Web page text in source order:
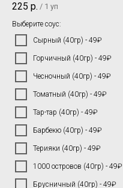
225 р. / 1 уп
Выберите соус:
Сырный (40гр) - 49₽
Горчичный (40гр) - 49₽
Чесночный (40гр) - 49₽
Томатный (40гр) - 49₽
⁠⁠Тар-тар (40гр) - 49₽
⁠⁠Барбекю (40гр) - 49₽
Терияки (40гр) - 49₽
1000 островов (40гр) - 49₽
Брусничный (40гр) - 49₽